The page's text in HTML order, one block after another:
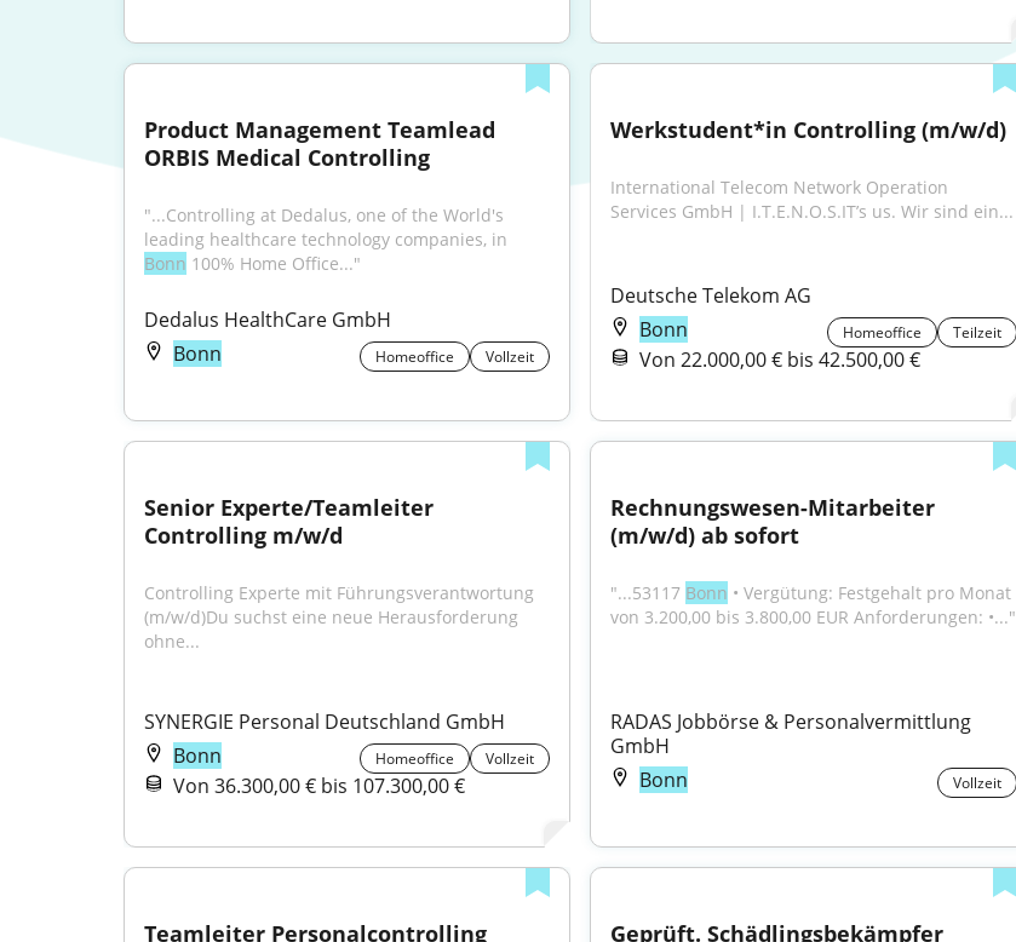
Product Management Teamlead
ORBIS Medical Controlling
"...Controlling at Dedalus, one of the World's
Bonn 100% Home Office..."
Dedalus HealthCare GmbH
Bonn
Homeoffice Vollzeit
Werkstudent*in Controlling (m/w/d)
International Telecom Network Operation
Services GmbH | I.T.E.N.O.S.IT’s us. Wir sind ein...
Deutsche Telekom AG
Bonn
Homeoffice Teilzeit
Von 22.000,00 € bis 42.500,00 €
Senior Experte/Teamleiter
Controlling m/w/d
Controlling Experte mit Führungsverantwortung
(m/w/d)Du suchst eine neue Herausforderung
ohne...
SYNERGIE Personal Deutschland GmbH
Bonn
Homeoffice Vollzeit
Von 36.300,00 € bis 107.300,00 €
Rechnungswesen-Mitarbeiter
(m/w/d) ab sofort
"...53117 Bonn • Vergütung: Festgehalt pro Monat
von 3.200,00 bis 3.800,00 EUR Anforderungen: •..."
RADAS Jobbörse & Personalvermittlung
GmbH
Bonn
Vollzeit
Teamleiter Personalcontrolling
Geprüft. Schädlingsbekämpfer